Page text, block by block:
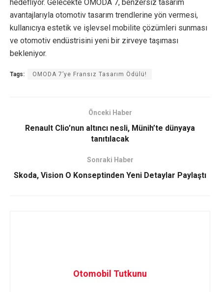
hedefliyor. Gelecekte OMODA 7, benzersiz tasarım
avantajlarıyla otomotiv tasarım trendlerine yön vermesi,
kullanıcıya estetik ve işlevsel mobilite çözümleri sunması
ve otomotiv endüstrisini yeni bir zirveye taşıması
bekleniyor.
Tags: OMODA 7’ye Fransız Tasarım Ödülü!
Önceki Haber
Renault Clio’nun altıncı nesli, Münih’te dünyaya
tanıtılacak
Sonraki Haber
Skoda, Vision O Konseptinden Yeni Detaylar Paylaştı
Otomobil Tutkunu